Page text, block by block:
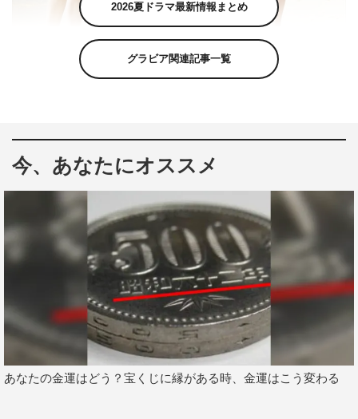
が、1月19日（火）発売の週刊誌「FLASH」（光文社）の
表紙＆巻頭グラビアに登場した。
史上初の完全オンライン選考を勝ち抜き、「ミス
FLASH2021」グランプリを受賞したのは、益田アンナ、
霧島聖子、名取くるみの3人。また、高槻実穂が審査員特
別賞を受賞した。
1月26日（火）発売号より、順次4人のソログラビアを掲
載予定。さらに、2月にそれぞれのデジタル写真集が発売
予定で、グランプリ3人（益田、霧島、名取）のイメージ
2026夏ドラマ最新情報まとめ
グラビア関連記事一覧
今、あなたにオススメ
あなたの金運はどう？宝くじに縁がある時、金運はこう変わる